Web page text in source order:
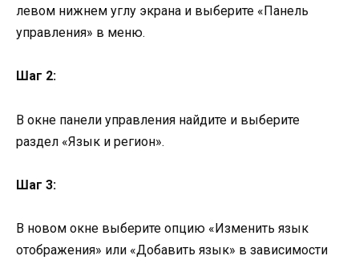
левом нижнем углу экрана и выберите «Панель
управления» в меню.
Шаг 2:
В окне панели управления найдите и выберите
раздел «Язык и регион».
Шаг 3:
В новом окне выберите опцию «Изменить язык
отображения» или «Добавить язык» в зависимости